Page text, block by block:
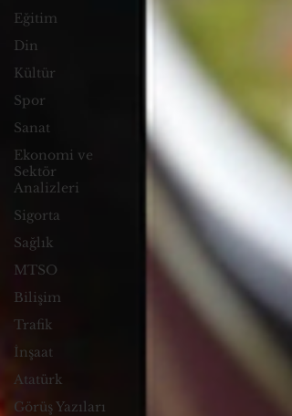
Eğitim
Din
Kültür
Spor
Sanat
Ekonomi ve
Sektör
Analizleri
Sigorta
Sağlık
MTSO
Bilişim
Trafik
İnşaat
Atatürk
Görüş Yazıları